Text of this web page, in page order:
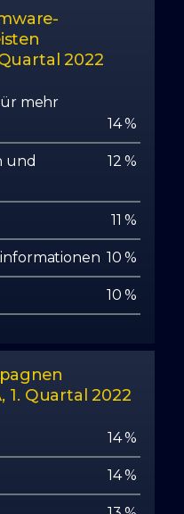
2022
mehr
14 %
und
12 %
11 %
10 %
10 %
1. Quartal 2022
14 %
14 %